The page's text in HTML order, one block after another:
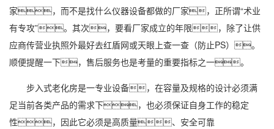
家，而不是找什么仪器设备都做的厂家，正所谓“术业
有专攻”。其次，要看厂家成立的年限，除了让供
应商传营业执照外最好去红盾网或天眼上查一查（防止PS）。
顺便提醒一下，售后服务也是考量的重要指标之一。
步入式老化房是一专业设备，在容量及规格的设计必须满
足当前各类产品的需求下，也必须保证自身工作的稳定
性，因此它必须是高质量、安全可靠